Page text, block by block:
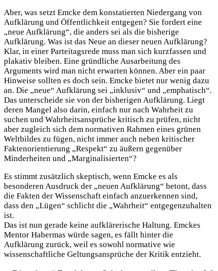
Aber, was setzt Emcke dem konstatierten Niedergang von
Aufklärung und Öffentlichkeit entgegen? Sie fordert eine
„neue Aufklärung“, die anders sei als die bisherige
Aufklärung. Was ist das Neue an dieser neuen Aufklärung?
Klar, in einer Parteitagsrede muss man sich kurzfassen und
plakativ bleiben. Eine gründliche Ausarbeitung des
Arguments wird man nicht erwarten können. Aber ein paar
Hinweise sollten es doch sein. Emcke bietet nur wenig dazu
an. Die „neue“ Aufklärung sei „inklusiv“ und „emphatisch“.
Das unterscheide sie von der bisherigen Aufklärung. Liegt
deren Mangel also darin, einfach nur nach Wahrheit zu
suchen und Wahrheitsansprüche kritisch zu prüfen, nicht
aber zugleich sich dem normativen Rahmen eines grünen
Weltbildes zu fügen, nicht immer auch neben kritischer
Faktenorientierung „Respekt“ zu äußern gegenüber
Minderheiten und „Marginalisierten“?
Es stimmt zusätzlich skeptisch, wenn Emcke es als
besonderen Ausdruck der „neuen Aufklärung“ betont, dass
die Fakten der Wissenschaft einfach anzuerkennen sind,
dass den „Lügen“ schlicht die „Wahrheit“ entgegenzuhalten
ist.
Das ist nun gerade keine aufklärerische Haltung. Emckes
Mentor Habermas würde sagen, es fällt hinter die
Aufklärung zurück, weil es sowohl normative wie
wissenschaftliche Geltungsansprüche der Kritik entzieht.